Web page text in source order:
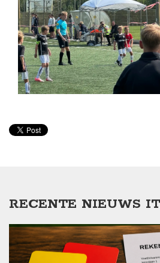
RECENTE NIEUWS